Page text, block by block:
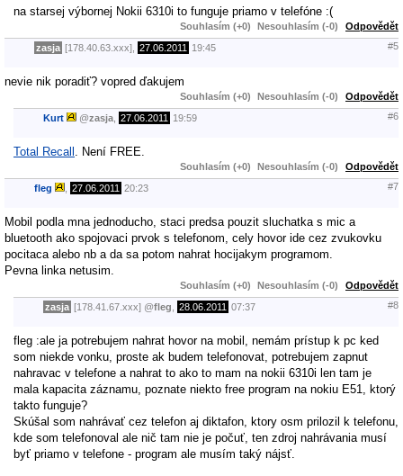
na starsej výbornej Nokii 6310i to funguje priamo v telefóne :(
Souhlasím (+0) Nesouhlasím (-0) Odpovědět
zasja [178.40.63.xxx], 27.06.2011 19:45 #5
nevie nik poradiť? vopred ďakujem
Souhlasím (+0) Nesouhlasím (-0) Odpovědět
Kurt @zasja 27.06.2011 19:59 #6
Total Recall . Není FREE.
Souhlasím (+0) Nesouhlasím (-0) Odpovědět
fleg 27.06.2011 20:23 #7
Mobil podla mna jednoducho, staci predsa pouzit sluchatka s mic a
bluetooth ako spojovaci prvok s telefonom, cely hovor ide cez zvukovku
pocitaca alebo nb a da sa potom nahrat hocijakym programom.
Pevna linka netusim.
Souhlasím (+0) Nesouhlasím (-0) Odpovědět
zasja [178.41.67.xxx] @fleg 28.06.2011 07:37 #8
fleg :ale ja potrebujem nahrat hovor na mobil, nemám prístup k pc ked
som niekde vonku, proste ak budem telefonovat, potrebujem zapnut
nahravac v telefone a nahrat to ako to mam na nokii 6310i len tam je
mala kapacita záznamu, poznate niekto free program na nokiu E51, ktorý
takto funguje?
Skúšal som nahrávať cez telefon aj diktafon, ktory osm prilozil k telefonu,
kde som telefonoval ale nič tam nie je počuť, ten zdroj nahrávania musí
byť priamo v telefone - program ale musím taký nájsť.